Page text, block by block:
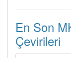
En Son
Çevirileri